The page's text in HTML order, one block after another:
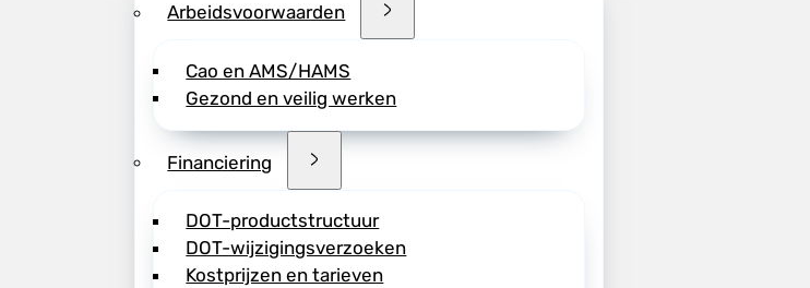
Arbeidsvoorwaarden
Cao en AMS/HAMS
Gezond en veilig werken
Financiering
DOT-productstructuur
DOT-wijzigingsverzoeken
Kostprijzen en tarieven